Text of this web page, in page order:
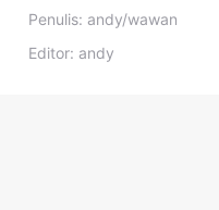
Penulis: andy/wawan
Editor: andy